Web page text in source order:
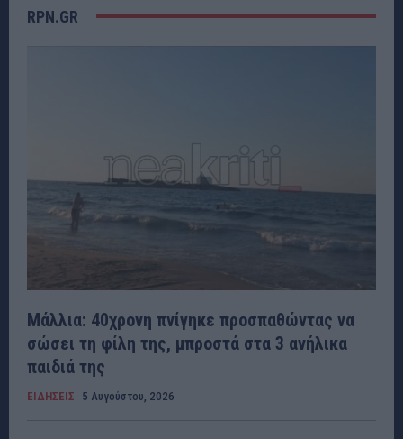
RPN.GR
Μάλλια: 40χρονη πνίγηκε προσπαθώντας να
σώσει τη φίλη της, μπροστά στα 3 ανήλικα
παιδιά της
ΕΙΔΗΣΕΙΣ 5 Αυγούστου, 2026